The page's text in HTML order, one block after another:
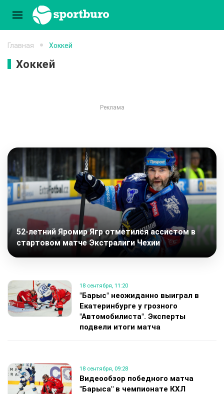
Главная Хоккей
Хоккей
52-летний Яромир Ягр отметился ассистом в
стартовом матче Экстралиги Чехии
18 сентября, 11:20
"Барыс" неожиданно выиграл в
Екатеринбурге у грозного
"Автомобилиста". Эксперты
подвели итоги матча
18 сентября, 09:28
Видеообзор победного матча
"Барыса" в чемпионате КХЛ